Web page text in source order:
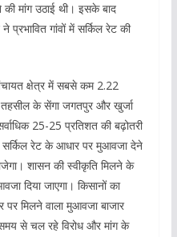
की मांग उठाई थी। इसके बाद
प्रभावित गांवों में सर्किल रेट की
क्षेत्र में सबसे कम 2.22
तहसील के सेंगा जगतपुर और खुर्जा
25-25 प्रतिशत की बढ़ोतरी
रेट के आधार पर मुआवजा देने
शासन की स्वीकृति मिलने के
दिया जाएगा। किसानों का
मिलने वाला मुआवजा बाजार
से चल रहे विरोध और मांग के